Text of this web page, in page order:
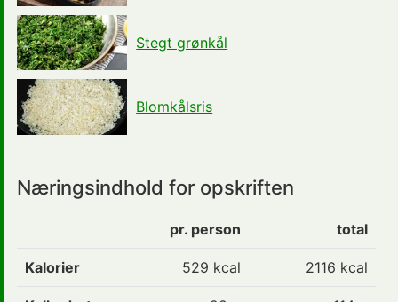
Stegt grønkål
Blomkålsris
Næringsindhold for opskriften
pr. person total
Kalorier 529 kcal 2116 kcal